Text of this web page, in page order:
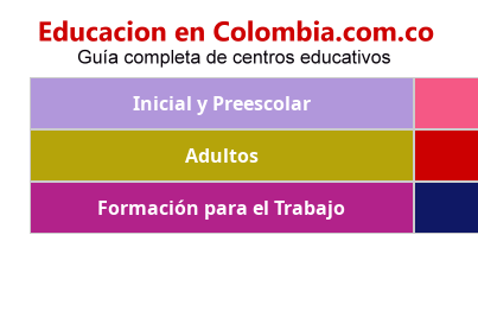
Inicial y Preescolar
Adultos
Formación para el Trabajo